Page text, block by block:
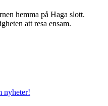
hemma på Haga slott.
att resa ensam.
nyheter!